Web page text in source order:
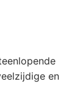
en